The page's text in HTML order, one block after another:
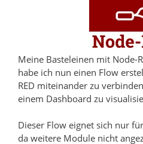
Meine Basteleinen mit Node-
habe ich nun einen Flow
RED miteinander zu
einem Dashboard zu
Dieser Flow eignet sich nur
da weitere Module nicht